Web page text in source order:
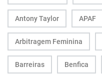
Antony Taylor APAF
Arbitragem Feminina
Barreiras Benfica